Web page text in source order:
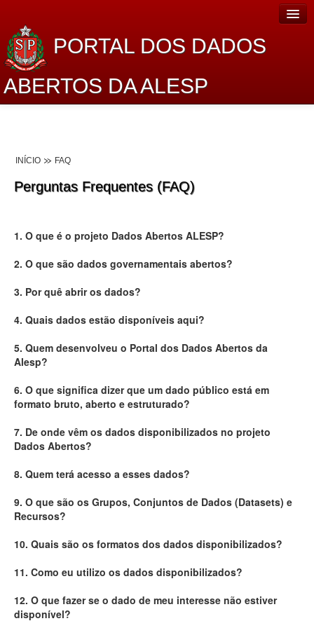
PORTAL DOS DADOS
ABERTOS DA ALESP
Lei de Acesso à Informação
Administração
Legislação
Perguntas frequentes
Contato
INÍCIO FAQ
Perguntas Frequentes (FAQ)
1. O que é o projeto Dados Abertos ALESP?
2. O que são dados governamentais abertos?
3. Por quê abrir os dados?
4. Quais dados estão disponíveis aqui?
5. Quem desenvolveu o Portal dos Dados Abertos da
Alesp?
6. O que significa dizer que um dado público está em
formato bruto, aberto e estruturado?
7. De onde vêm os dados disponibilizados no projeto
Dados Abertos?
8. Quem terá acesso a esses dados?
9. O que são os Grupos, Conjuntos de Dados (Datasets) e
Recursos?
10. Quais são os formatos dos dados disponibilizados?
11. Como eu utilizo os dados disponibilizados?
12. O que fazer se o dado de meu interesse não estiver
disponível?